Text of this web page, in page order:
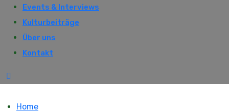
Events & Interviews
Kulturbeiträge
Über uns
Kontakt
Home